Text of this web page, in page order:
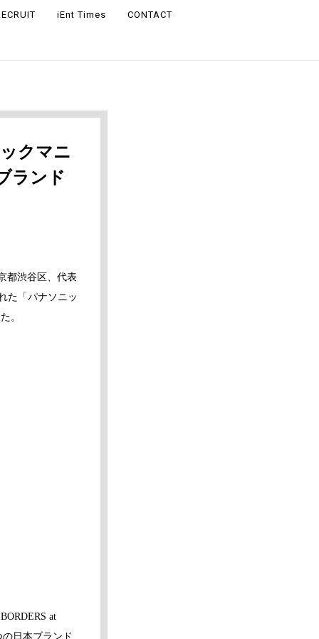
iEnt Times CONTACT
クマニ
ランド
都渋谷区、代表
た「パナソニッ
。
at
日本ブランド